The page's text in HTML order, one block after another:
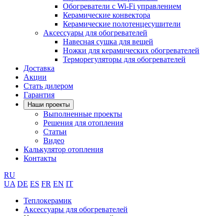
Обогреватели с Wi-Fi управлением
Керамические конвектора
Керамические полотенцесушители
Аксессуары для обогревателей
Навесная сушка для вещей
Ножки для керамических обогревателей
Терморегуляторы для обогревателей
Доставка
Акции
Стать дилером
Гарантия
Наши проекты
Выполненные проекты
Решения для отопления
Статьи
Видео
Калькулятор отопления
Контакты
RU
UA DE ES FR EN IT
Теплокерамик
Аксессуары для обогревателей